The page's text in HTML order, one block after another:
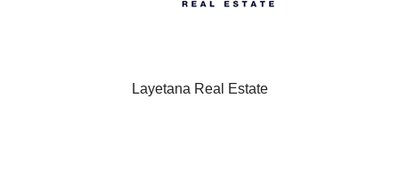
Layetana Real Estate